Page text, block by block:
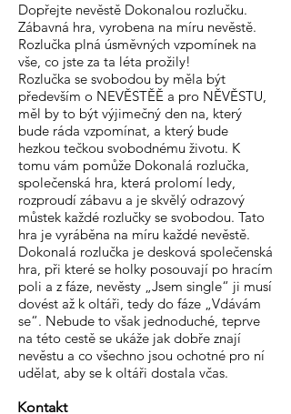
Dopřejte nevěstě Dokonalou rozlučku.
Zábavná hra, vyrobena na míru nevěstě.
Rozlučka plná úsměvných vzpomínek na
vše, co jste za ta léta prožily!
Rozlučka se svobodou by měla být
především o NEVĚSTĚĚ a pro NĚVĚSTU,
měl by to být výjimečný den na, který
bude ráda vzpomínat, a který bude
hezkou tečkou svobodnému životu. K
tomu vám pomůže Dokonalá rozlučka,
společenská hra, která prolomí ledy,
rozproudí zábavu a je skvělý odrazový
můstek každé rozlučky se svobodou. Tato
hra je vyráběna na míru každé nevěstě.
Dokonalá rozlučka je desková společenská
hra, při které se holky posouvají po hracím
poli a z fáze, nevěsty „Jsem single“ ji musí
dovést až k oltáři, tedy do fáze „Vdávám
se“. Nebude to však jednoduché, teprve
na této cestě se ukáže jak dobře znají
nevěstu a co všechno jsou ochotné pro ní
udělat, aby se k oltáři dostala včas.
Kontakt